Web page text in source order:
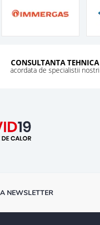
CONSULTANTA TEHNICA
acordata de specialistii nostri
NEWSLETTER